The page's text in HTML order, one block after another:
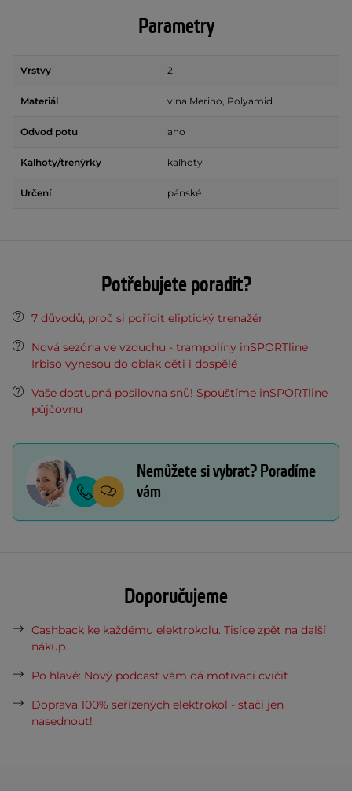
Parametry
Vrstvy 2
Materiál vlna Merino, Polyamid
Odvod potu ano
Kalhoty/trenýrky kalhoty
Určení pánské
Potřebujete poradit?
7 důvodů, proč si pořídit eliptický trenažér
Nová sezóna ve vzduchu - trampolíny inSPORTline
Irbiso vynesou do oblak děti i dospělé
Vaše dostupná posilovna snů! Spouštíme inSPORTline
půjčovnu
Nemůžete si vybrat? Poradíme
vám
Doporučujeme
Cashback ke každému elektrokolu. Tisíce zpět na další
nákup.
Po hlavě: Nový podcast vám dá motivaci cvičit
Doprava 100% seřízených elektrokol - stačí jen
nasednout!